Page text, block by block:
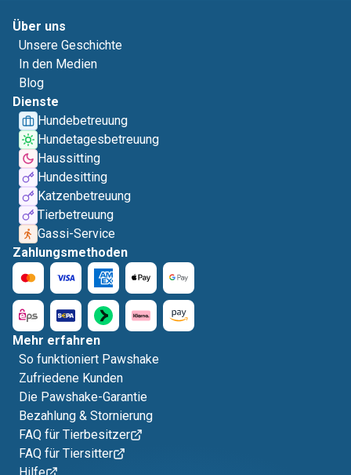
Über uns
Unsere Geschichte
In den Medien
Blog
Dienste
Hundebetreuung
Hundetagesbetreuung
Haussitting
Hundesitting
Katzenbetreuung
Tierbetreuung
Gassi-Service
Zahlungsmethoden
Mehr erfahren
So funktioniert Pawshake
Zufriedene Kunden
Die Pawshake-Garantie
Bezahlung & Stornierung
FAQ für Tierbesitzer
FAQ für Tiersitter